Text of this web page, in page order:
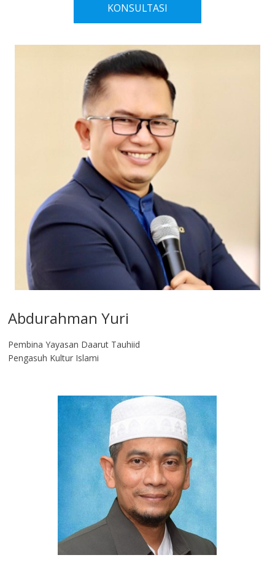
KONSULTASI
Abdurahman Yuri
Pembina Yayasan Daarut Tauhiid
Pengasuh Kultur Islami